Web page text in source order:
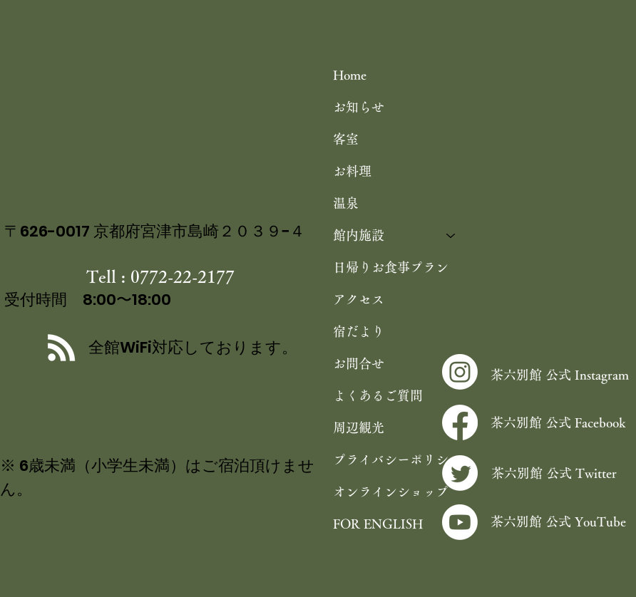
Home
お知らせ
客室
お料理
温泉
館内施設
日帰りお食事プラン
アクセス
宿だより
お問合せ
よくあるご質問
周辺観光
プライバシーポリシー
オンラインショップ
FOR ENGLISH
茶六別館 公式 Instagram
茶六別館 公式 Facebook
茶六別館 公式 Twitter
茶六別館 公式 YouTube
〒626-0017 京都府宮津市島崎２０３９−４
Tell : 0772-22-2177
受付時間 8:00〜18:00
全館WiFi対応しております。
※ 6歳未満（小学生未満）はご宿泊頂けませ
ん。